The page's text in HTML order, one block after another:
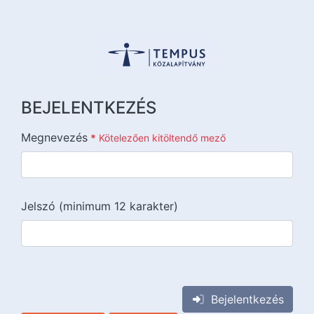
BEJELENTKEZÉS
Megnevezés * Kötelezően kitöltendő mező
Jelszó (minimum 12 karakter)
Bejelentkezés